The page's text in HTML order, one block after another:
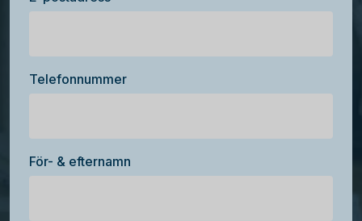
Telefonnummer
För- & efternamn